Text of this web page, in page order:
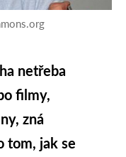
netřeba
filmy,
zná
tom, jak se